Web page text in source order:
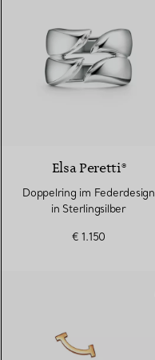
Elsa Peretti®
Doppelring im Federdesign
in Sterlingsilber
€ 1.150